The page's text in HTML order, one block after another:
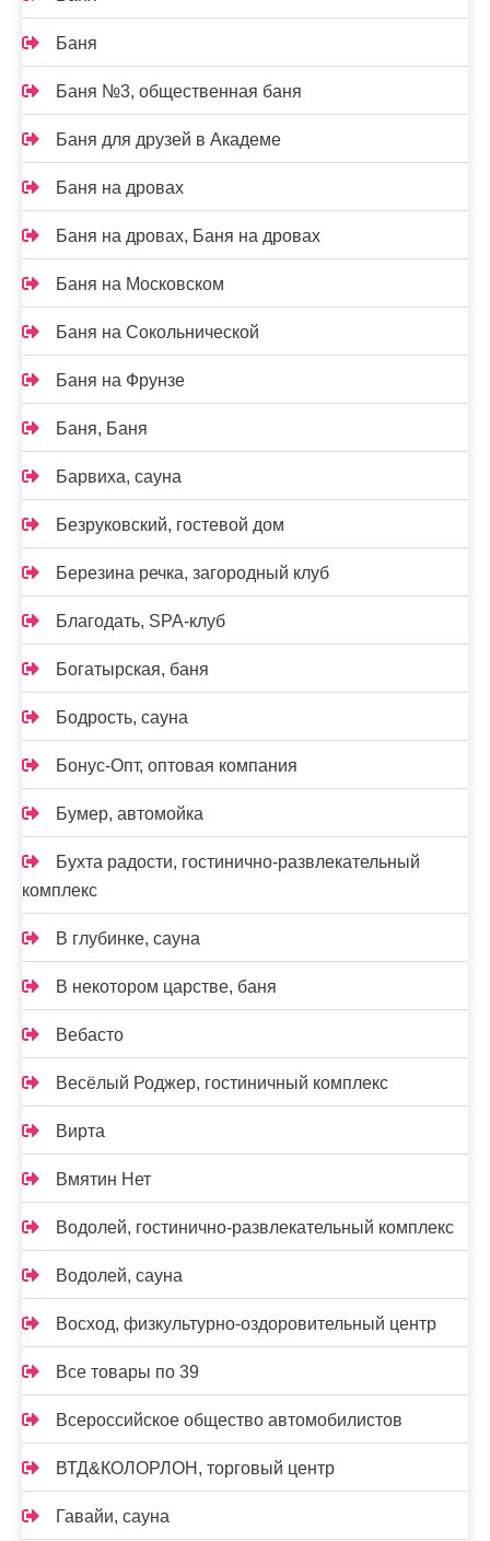
Баня
Баня №3, общественная баня
Баня для друзей в Академе
Баня на дровах
Баня на дровах, Баня на дровах
Баня на Московском
Баня на Сокольнической
Баня на Фрунзе
Баня, Баня
Барвиха, сауна
Безруковский, гостевой дом
Березина речка, загородный клуб
Благодать, SPA-клуб
Богатырская, баня
Бодрость, сауна
Бонус-Опт, оптовая компания
Бумер, автомойка
Бухта радости, гостинично-развлекательный
комплекс
В глубинке, сауна
В некотором царстве, баня
Вебасто
Весёлый Роджер, гостиничный комплекс
Вирта
Вмятин Нет
Водолей, гостинично-развлекательный комплекс
Водолей, сауна
Восход, физкультурно-оздоровительный центр
Все товары по 39
Всероссийское общество автомобилистов
ВТД&КОЛОРЛОН, торговый центр
Гавайи, сауна